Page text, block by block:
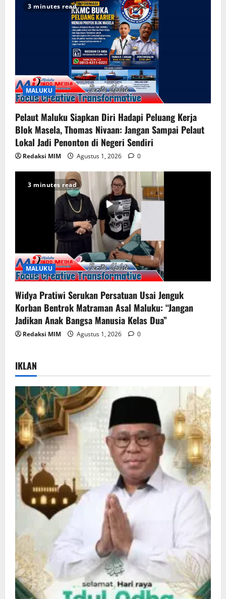
3 minutes read
MALUKU
Pelaut Maluku Siapkan Diri Hadapi Peluang Kerja
Blok Masela, Thomas Nivaan: Jangan Sampai Pelaut
Lokal Jadi Penonton di Negeri Sendiri
Redaksi MIM Agustus 1, 2026 0
3 minutes read
MALUKU
Widya Pratiwi Serukan Persatuan Usai Jenguk
Korban Bentrok Matraman Asal Maluku: “Jangan
Jadikan Anak Bangsa Manusia Kelas Dua”
Redaksi MIM Agustus 1, 2026 0
IKLAN